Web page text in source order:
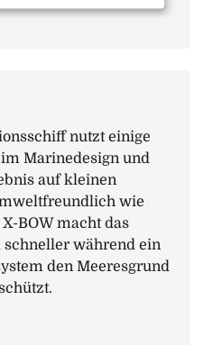
häufig Seevögel in der
die spektakuläre
an Land bringen, wo
der
geführten Spaziergang
die Überreste der
Südgeorgiens zu
dessen
Südgeorgien ein
ist.
nutzt einige
Marinedesign und
auf kleinen
wie
BOW macht das
schneller während ein
den Meeresgrund